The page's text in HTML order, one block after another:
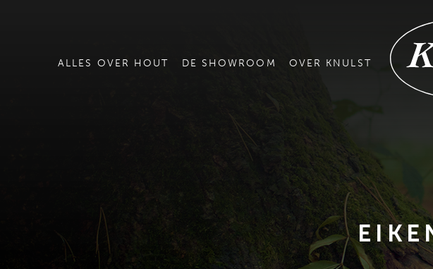
ALLES OVER HOUT DE SHOWROOM OVER KNULST